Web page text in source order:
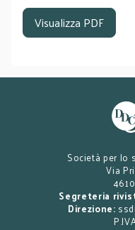
Visualizza PDF
Società per lo
Via
Segreteria
Direzione: